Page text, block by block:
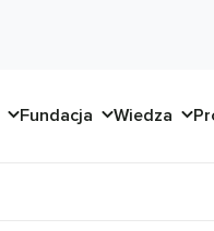
Fundacja Wiedza